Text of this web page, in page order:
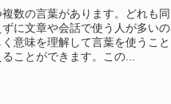
数の言葉があります。どれも同
に文章や会話で使う人が多いの
意味を理解して言葉を使うこと
ことができます。この...